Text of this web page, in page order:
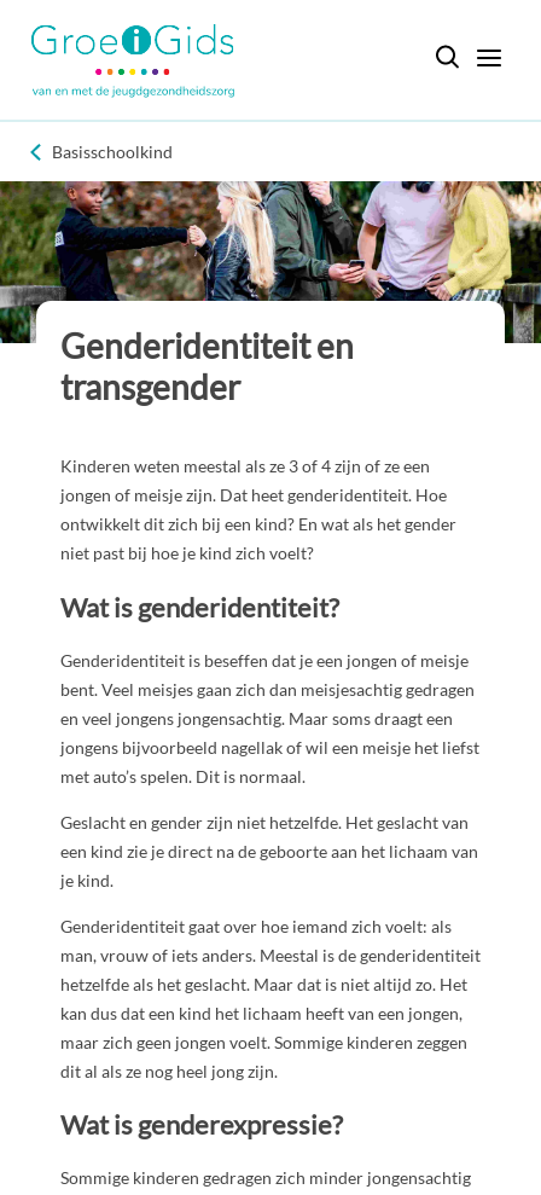
Basisschoolkind
Genderidentiteit en
transgender
Kinderen weten meestal als ze 3 of 4 zijn of ze een
jongen of meisje zijn. Dat heet genderidentiteit. Hoe
ontwikkelt dit zich bij een kind? En wat als het gender
niet past bij hoe je kind zich voelt?
Wat is genderidentiteit?
Genderidentiteit is beseffen dat je een jongen of meisje
bent. Veel meisjes gaan zich dan meisjesachtig gedragen
en veel jongens jongensachtig. Maar soms draagt een
jongens bijvoorbeeld nagellak of wil een meisje het liefst
met auto’s spelen. Dit is normaal.
Geslacht en gender zijn niet hetzelfde. Het geslacht van
een kind zie je direct na de geboorte aan het lichaam van
je kind.
Genderidentiteit gaat over hoe iemand zich voelt: als
man, vrouw of iets anders. Meestal is de genderidentiteit
hetzelfde als het geslacht. Maar dat is niet altijd zo. Het
kan dus dat een kind het lichaam heeft van een jongen,
maar zich geen jongen voelt. Sommige kinderen zeggen
dit al als ze nog heel jong zijn.
Wat is genderexpressie?
Sommige kinderen gedragen zich minder jongensachtig